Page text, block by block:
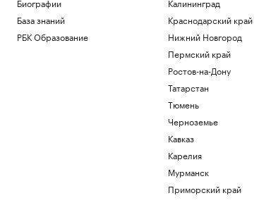
База знаний
РБК Образование
Краснодарский край
Нижний Новгород
Пермский край
Ростов-на-Дону
Татарстан
Тюмень
Черноземье
Кавказ
Карелия
Мурманск
Приморский край